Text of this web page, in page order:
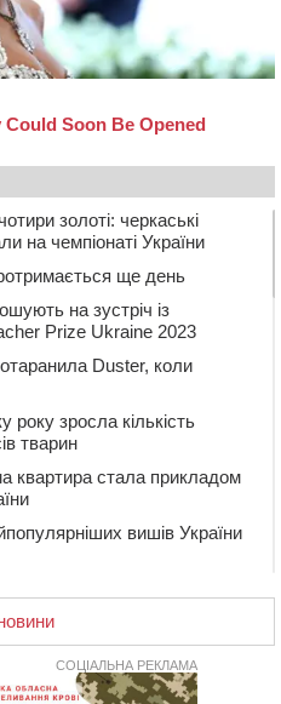
золоті: черкаські
на чемпіонаті України
ще день
на зустріч із
Prize Ukraine 2023
Duster, коли
року зросла кількість
тварин
квартира стала прикладом
вишів України
клітки: у Черкасах 75-річній
клапан
СОЦІАЛЬНА РЕКЛАМА